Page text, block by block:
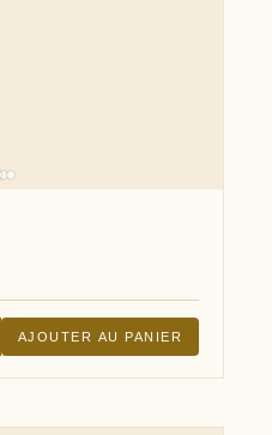
AJOUTER AU PANIER